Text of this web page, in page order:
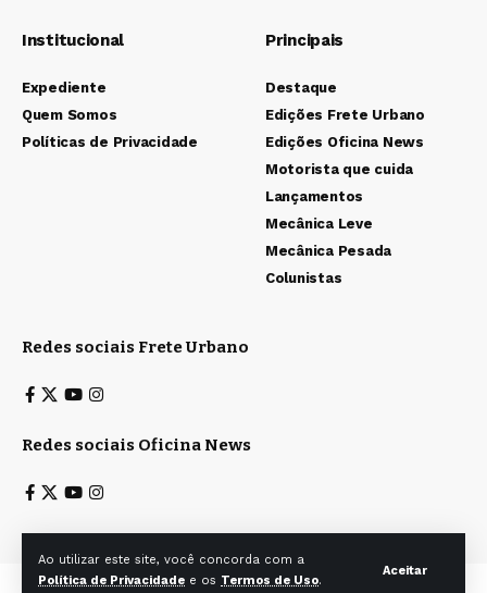
Ao utilizar este site, você concorda com a
Política de Privacidade e os Termos de Uso.
Aceitar
Institucional
Expediente
Quem Somos
Políticas de Privacidade
Principais
Destaque
Edições Frete Urbano
Edições Oficina News
Motorista que cuida
Lançamentos
Mecânica Leve
Mecânica Pesada
Colunistas
Redes sociais Frete Urbano
Redes sociais Oficina News